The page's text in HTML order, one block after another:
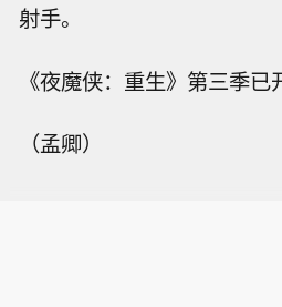
射手。
《夜魔侠：重生》第三季已
（孟卿）